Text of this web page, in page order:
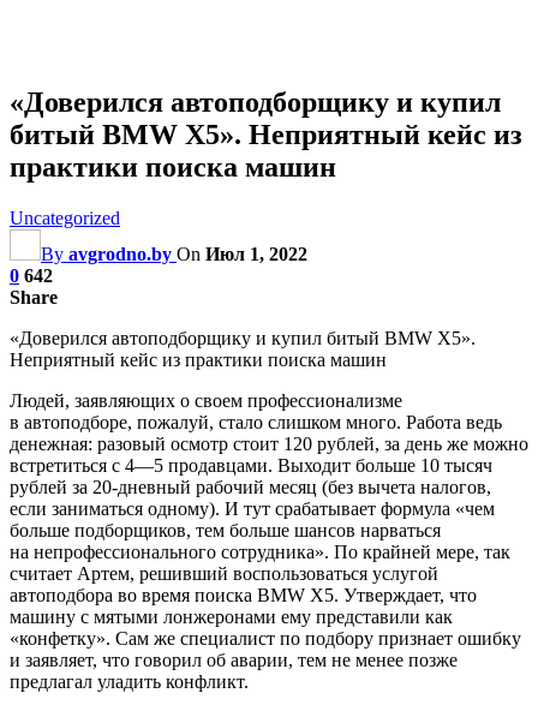
«Доверился автоподборщику и купил
битый BMW Х5». Неприятный кейс из
практики поиска машин
Uncategorized
By avgrodno.by On Июл 1, 2022
0 642
Share
«Доверился автоподборщику и купил битый BMW Х5».
Неприятный кейс из практики поиска машин
Людей, заявляющих о своем профессионализме
в автоподборе, пожалуй, стало слишком много. Работа ведь
денежная: разовый осмотр стоит 120 рублей, за день же можно
встретиться с 4—5 продавцами. Выходит больше 10 тысяч
рублей за 20-дневный рабочий месяц (без вычета налогов,
если заниматься одному). И тут срабатывает формула «чем
больше подборщиков, тем больше шансов нарваться
на непрофессионального сотрудника». По крайней мере, так
считает Артем, решивший воспользоваться услугой
автоподбора во время поиска BMW Х5. Утверждает, что
машину с мятыми лонжеронами ему представили как
«конфетку». Сам же специалист по подбору признает ошибку
и заявляет, что говорил об аварии, тем не менее позже
предлагал уладить конфликт.